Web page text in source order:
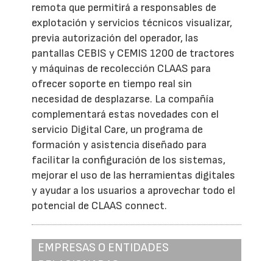
remota que permitirá a responsables de
explotación y servicios técnicos visualizar,
previa autorización del operador, las
pantallas CEBIS y CEMIS 1200 de tractores
y máquinas de recolección CLAAS para
ofrecer soporte en tiempo real sin
necesidad de desplazarse. La compañía
complementará estas novedades con el
servicio Digital Care, un programa de
formación y asistencia diseñado para
facilitar la configuración de los sistemas,
mejorar el uso de las herramientas digitales
y ayudar a los usuarios a aprovechar todo el
potencial de CLAAS connect.
EMPRESAS O ENTIDADES